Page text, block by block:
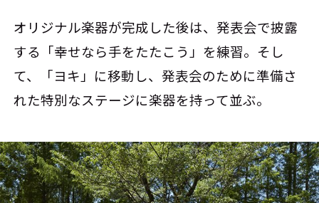
オリジナル楽器が完成した後は、発表会で披露
する「幸せなら手をたたこう」を練習。そし
て、「ヨキ」に移動し、発表会のために準備さ
れた特別なステージに楽器を持って並ぶ。